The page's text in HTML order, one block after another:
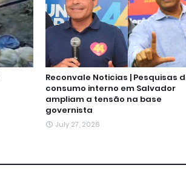
Reconvale Noticias | Pesquisas
consumo interno em Salvador
ampliam a tensão na base
governista
July 27, 2026